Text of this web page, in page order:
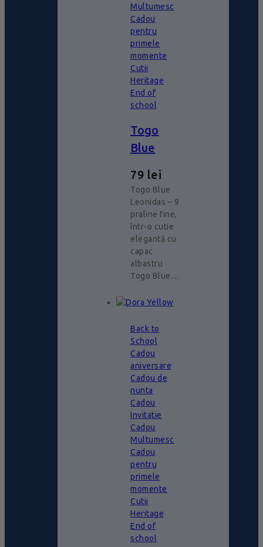
Multumesc
Cadou
pentru
primele
momente
Cutii
Heritage
End of
school
Togo
Blue
79 lei
Togo Blue
Leonidas – 9
praline fine,
într-o cutie
elegantă cu
capac
albastru
Togo Blue…
Back to
School
Cadou
aniversare
Cadou de
nunta
Cadou
Invitatie
Cadou
Multumesc
Cadou
pentru
primele
momente
Cutii
Heritage
End of
school